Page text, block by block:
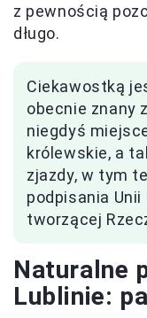
z pewnością
długo.
Ciekawostką
obecnie znany
niegdyś
królewskie, a
zjazdy, w tym
podpisania
tworzącej
Naturalne
Lublinie: